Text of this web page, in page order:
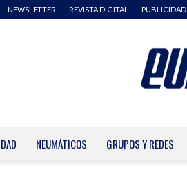
NEWSLETTER REVISTA DIGITAL PUBLICIDAD
NEUMÁTICOS GRUPOS Y REDES